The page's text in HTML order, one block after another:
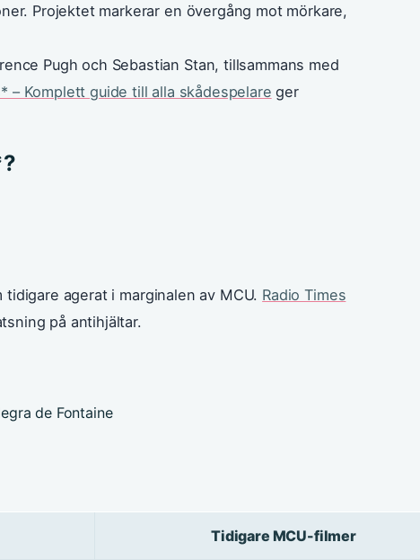
Projektet markerar en övergång mot mörkare,
Pugh och Sebastian Stan, tillsammans med
– Komplett guide till alla skådespelare ger
agerat i marginalen av MCU. Radio Times
på antihjältar.
de Fontaine
Tidigare MCU-filmer